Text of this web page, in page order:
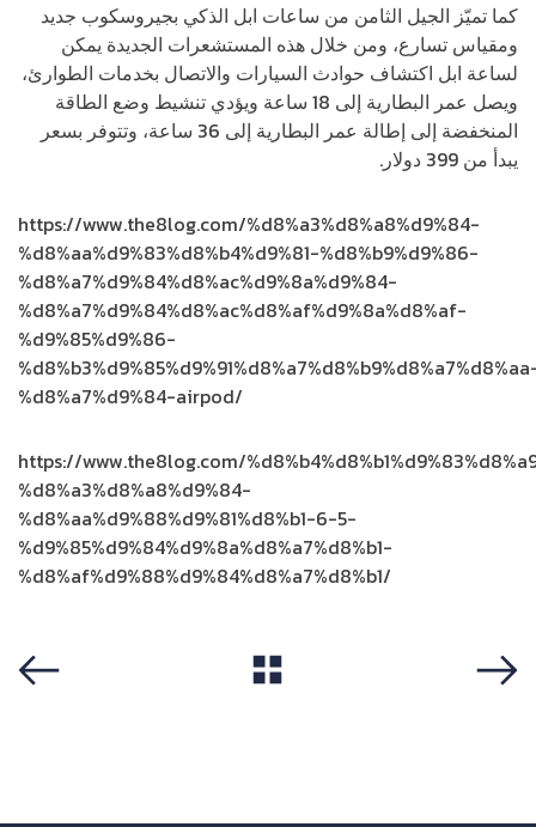
كما تميّز الجيل الثامن من ساعات ابل الذكي بجيروسكوب جديد
ومقياس تسارع، ومن خلال هذه المستشعرات الجديدة يمكن
لساعة ابل اكتشاف حوادث السيارات والاتصال بخدمات الطوارئ،
ويصل عمر البطارية إلى 18 ساعة ويؤدي تنشيط وضع الطاقة
المنخفضة إلى إطالة عمر البطارية إلى 36 ساعة، وتتوفر بسعر
يبدأ من 399 دولار.
https://www.the8log.com/%d8%a3%d8%a8%d9%84-
%d8%aa%d9%83%d8%b4%d9%81-%d8%b9%d9%86-
%d8%a7%d9%84%d8%ac%d9%8a%d9%84-
%d8%a7%d9%84%d8%ac%d8%af%d9%8a%d8%af-
%d9%85%d9%86-
%d8%a7%d9%84-airpod/
https://www.the8log.com/
%d8%a3%d8%a8%d9%84-
%d8%aa%d9%88%d9%81%d8%b1-6-5-
%d9%85%d9%84%d9%8a%d8%a7%d8%b1-
%d8%af%d9%88%d9%84%d8%a7%d8%b1/